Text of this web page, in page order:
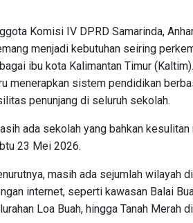
Komisi IV DPRD Samarinda,
menjadi kebutuhan seiring
ibu kota Kalimantan Timur
menerapkan sistem pendidikan
penunjang di seluruh sekolah.
ada sekolah yang bahkan
23 Mei 2026.
masih ada sejumlah wilayah
internet, seperti kawasan Balai
Loa Buah, hingga Tanah Merah